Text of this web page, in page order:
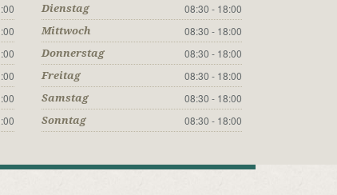
Dienstag 08:30 - 18:00
Mittwoch 08:30 - 18:00
Donnerstag 08:30 - 18:00
Freitag 08:30 - 18:00
Samstag 08:30 - 18:00
Sonntag 08:30 - 18:00